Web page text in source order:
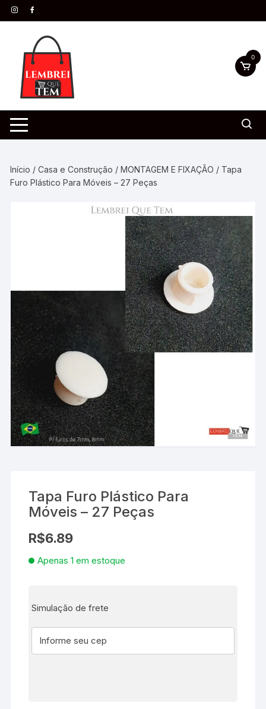
0
Início /Casa e Construção /MONTAGEM E FIXAÇÃO / Tapa
Furo Plástico Para Móveis – 27 Peças
Tapa Furo Plástico Para
Móveis – 27 Peças
R$6.89
Apenas 1 em estoque
Simulação de frete